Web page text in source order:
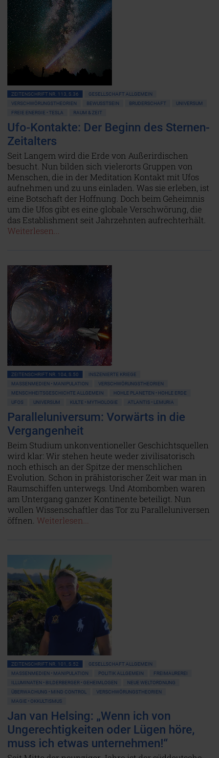
ZEITENSCHRIFT NR. 113, S.36
GESELLSCHAFT ALLGEMEIN
VERSCHWÖRUNGSTHEORIEN
BEWUSSTSEIN BRUDERSCHAFT
UNIVERSUM
FREIE ENERGIE • TESLA
RAUM & ZEIT
Ufo-Kontakte: Der Beginn des Sternen-
Zeitalters
Seit Langem wird die Erde von Außerirdischen
besucht. Nun bilden sich vielerorts Gruppen von
Menschen, die in der Meditation Kontakt mit Ufos
aufnehmen und zu uns einladen. Was sie erleben, ist
eine Botschaft der Hoffnung. Doch beim Geheimnis
um die Ufos gibt es eine globale Verschwörung, die
das Establishment seit Jahrzehnten aufrechterhält.
Weiterlesen...
ZEITENSCHRIFT NR. 104, S.50
INSZENIERTE KRIEGE
MASSENMEDIEN • MANIPULATION
VERSCHWÖRUNGSTHEORIEN
MENSCHHEITSGESCHICHTE ALLGEMEIN
HOHLE PLANETEN • HOHLE ERDE
UFOS
UNIVERSUM KULTE • MYTHOLOGIE ATLANTIS • LEMURIA
Paralleluniversum: Vorwärts in die
Vergangenheit
Beim Studium unkonventioneller Geschichtsquellen
wird klar: Wir stehen heute weder zivilisatorisch
noch ethisch an der Spitze der menschlichen
Evolution. Schon in prähistorischer Zeit war man in
Raumschiffen unterwegs. Und Atombomben waren
am Untergang ganzer Kontinente beteiligt. Nun
wollen Wissenschaftler das Tor zu Paralleluniversen
öffnen. Weiterlesen...
ZEITENSCHRIFT NR. 101, S.52
GESELLSCHAFT ALLGEMEIN
MASSENMEDIEN • MANIPULATION
POLITIK ALLGEMEIN
FREIMAUREREI
ILLUMINATEN • BILDERBERGER • GEHEIMLOGEN
NEUE WELTORDNUNG
ÜBERWACHUNG • MIND CONTROL
VERSCHWÖRUNGSTHEORIEN
MAGIE • OKKULTISMUS
Jan van Helsing: „Wenn ich von
Ungerechtigkeiten oder Lügen höre,
muss ich etwas unternehmen!“